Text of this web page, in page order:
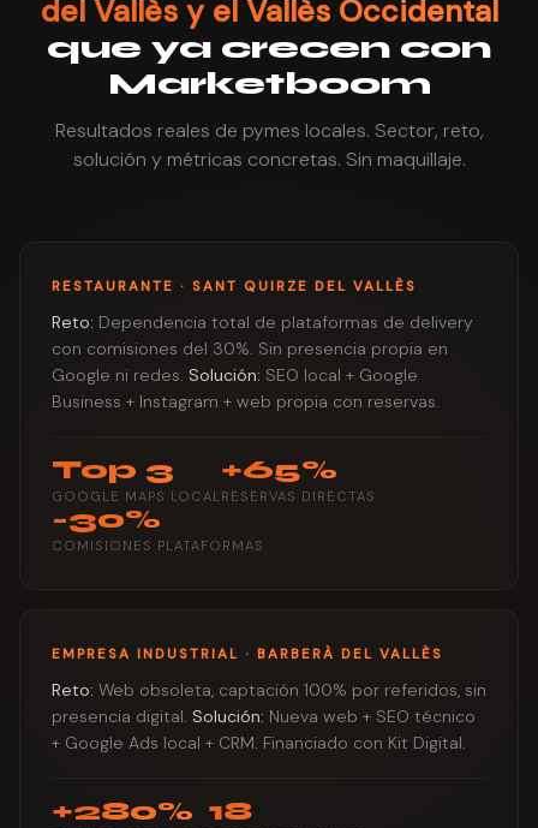
del Vallès y el Vallès Occidental
que ya crecen con
Marketboom
Resultados reales de pymes locales. Sector, reto,
solución y métricas concretas. Sin maquillaje.
RESTAURANTE · SANT QUIRZE DEL VALLÈS
Reto: Dependencia total de plataformas de delivery
con comisiones del 30%. Sin presencia propia en
Google ni redes. Solución: SEO local + Google
Business + Instagram + web propia con reservas.
Top 3
GOOGLE MAPS LOCAL
+65%
RESERVAS DIRECTAS
-30%
COMISIONES PLATAFORMAS
EMPRESA INDUSTRIAL · BARBERÀ DEL VALLÈS
Reto: Web obsoleta, captación 100% por referidos, sin
presencia digital. Solución: Nueva web + SEO técnico
+ Google Ads local + CRM. Financiado con Kit Digital.
+280% 18